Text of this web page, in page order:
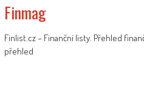
Finmag
Finlist.cz – Finanční listy. Přehled
přehled